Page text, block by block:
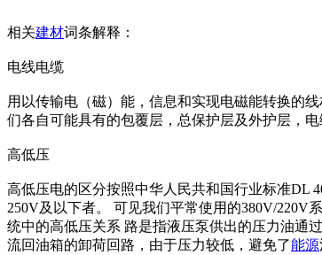
相关建材词条解释：
电线电缆
用以传输电（磁）能，信息和实现电磁能转换的
们各自可能具有的包覆层，总保护层及外护层，
高低压
高低压电的区分按照中华人民共和国行业标准DL
250V及以下者。 可见我们平常使用的380V/220V
统中的高低压关系 路是指液压泵供出的压力油通
流回油箱的卸荷回路，由于压力较低，避免了能源